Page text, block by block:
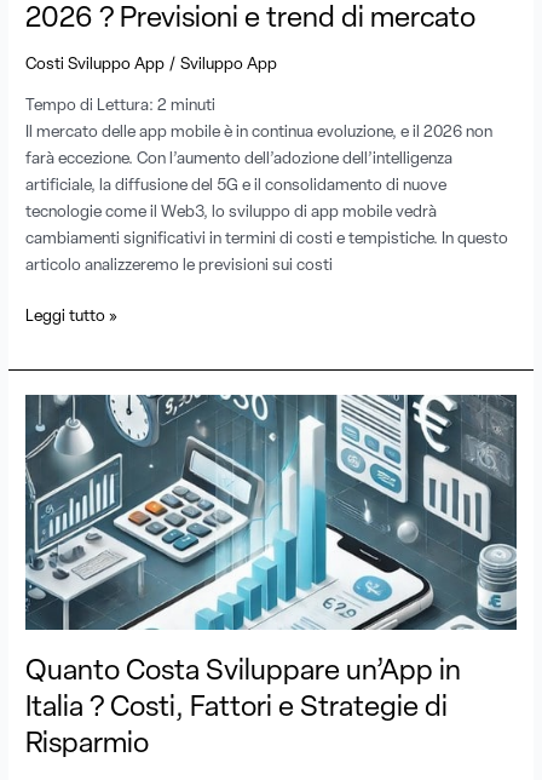
2026 ? Previsioni e trend di mercato
Costi Sviluppo App /Sviluppo App
Tempo di Lettura:2 minuti
Il mercato delle app mobile è in continua evoluzione, e il 2026 non
farà eccezione. Con l’aumento dell’adozione dell’intelligenza
artificiale, la diffusione del 5G e il consolidamento di nuove
tecnologie come il Web3, lo sviluppo di app mobile vedrà
cambiamenti significativi in termini di costi e tempistiche. In questo
articolo analizzeremo le previsioni sui costi
Leggi tutto »
Quanto Costa Sviluppare un’App in
Italia ? Costi, Fattori e Strategie di
Risparmio
Quanto
Costa
Sviluppare
un’App
in
Italia
?
Costi,
Fattori
Strategie
di